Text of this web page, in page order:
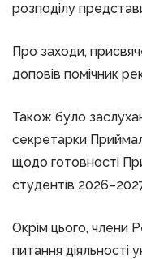
розподілу
Про заходи,
доповів помічник
Також було
секретарки
щодо готовності
студентів
Окрім цього, члени
питання діяльності